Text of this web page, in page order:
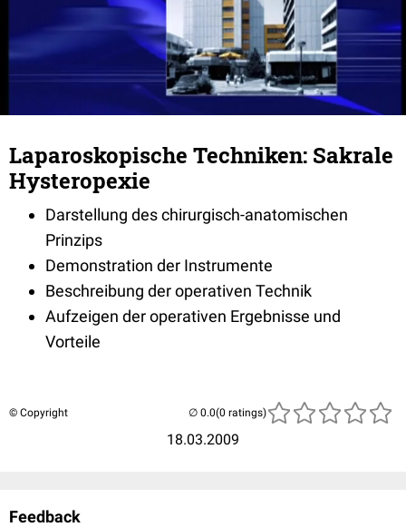
Laparoskopische Techniken: Sakrale
Hysteropexie
Darstellung des chirurgisch-anatomischen
Prinzips
Demonstration der Instrumente
Beschreibung der operativen Technik
Aufzeigen der operativen Ergebnisse und
Vorteile
© Copyright
18.03.2009
(0 ratings)
Feedback